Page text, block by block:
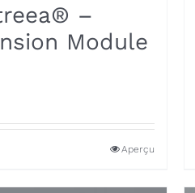
–
Module
Aperçu